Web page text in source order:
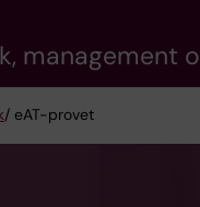
management
/ eAT-provet